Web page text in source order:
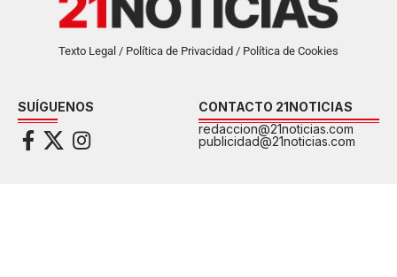
Texto Legal / Política de Privacidad / Política de Cookies
SUÍGUENOS
CONTACTO 21NOTICIAS
redaccion@21noticias.com
publicidad@21noticias.com